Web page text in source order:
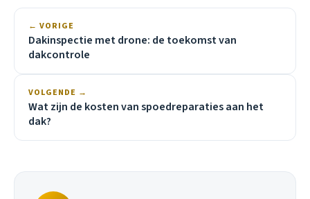
← VORIGE
Dakinspectie met drone: de toekomst van
dakcontrole
VOLGENDE →
Wat zijn de kosten van spoedreparaties aan het
dak?